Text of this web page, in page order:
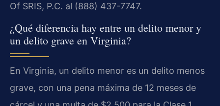
Of SRIS, P.C. al (888) 437-7747.
¿Qué diferencia hay entre un delito menor y
un delito grave en Virginia?
En Virginia, un delito menor es un delito menos
grave, con una pena máxima de 12 meses de